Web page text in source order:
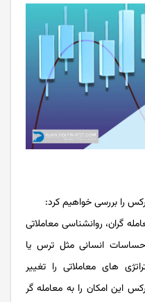
را بررسی خواهیم کرد:
گران، روانشناسی معاملاتی
انسانی مثل ترس یا
های معاملاتی را تغییر
این امکان را به معامله گر